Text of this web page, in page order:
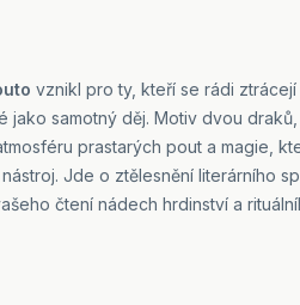
vznikl pro ty, kteří se rádi
jako samotný děj. Motiv dvou
prastarých pout a magie,
Jde o ztělesnění literárního
čtení nádech hrdinství a